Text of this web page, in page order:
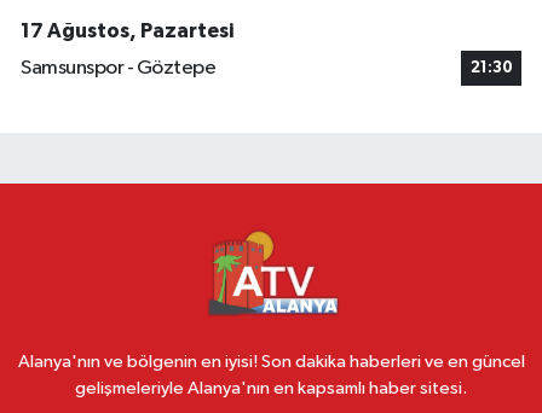
17 Ağustos, Pazartesi
Samsunspor - Göztepe
21:30
Alanya'nın ve bölgenin en iyisi! Son dakika haberleri ve en güncel
gelişmeleriyle Alanya'nın en kapsamlı haber sitesi.